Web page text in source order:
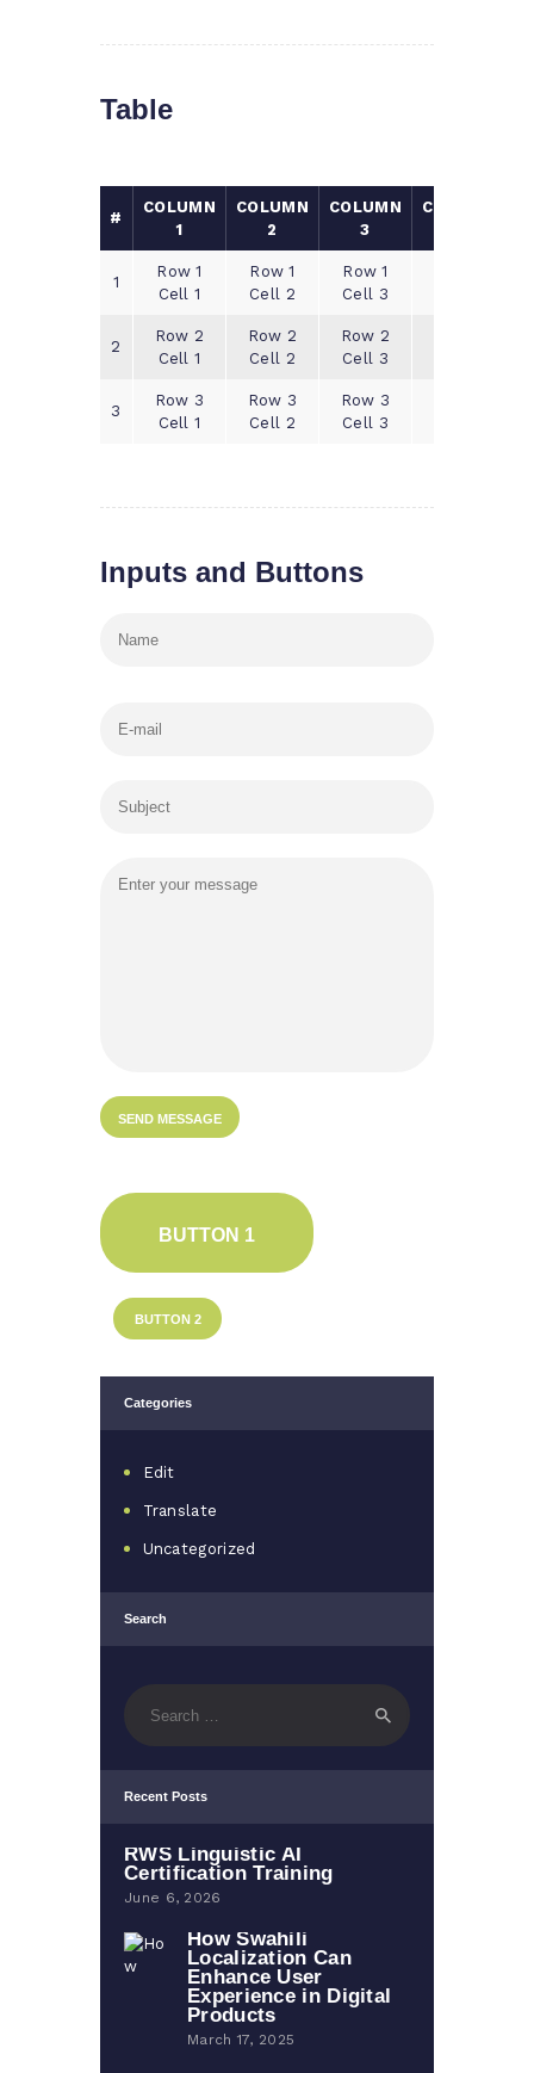
Table
#
COLUMN
1
COLUMN
2
COLUMN
3
COLUMN
1
Row 1
Cell 1
Row 1
Cell 2
Row 1
Cell 3
2
Row 2
Cell 1
Row 2
Cell 2
Row 2
Cell 3
3
Row 3
Cell 1
Row 3
Cell 2
Row 3
Cell 3
Inputs and Buttons
BUTTON 1
BUTTON 2
Categories
Edit
Translate
Uncategorized
Search
for:
Recent Posts
RWS Linguistic AI
Certification Training
June 6, 2026
How Swahili
Localization Can
Enhance User
Experience in Digital
Products
March 17, 2025